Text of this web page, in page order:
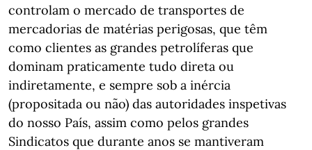
controlam o mercado de transportes de
mercadorias de matérias perigosas, que têm
como clientes as grandes petrolíferas que
dominam praticamente tudo direta ou
indiretamente, e sempre sob a inércia
(propositada ou não) das autoridades inspetivas
do nosso País, assim como pelos grandes
Sindicatos que durante anos se mantiveram